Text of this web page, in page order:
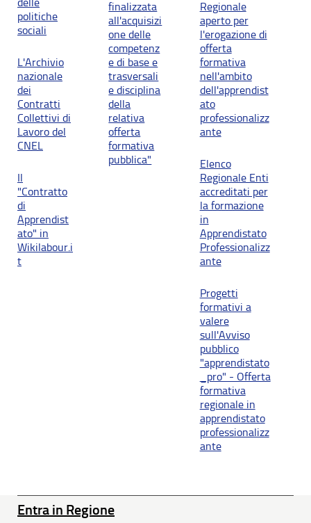
politiche
sociali
L'Archivio
nazionale
dei
Contratti
Collettivi di
Lavoro del
CNEL
Il
"Contratto
di
Apprendist
ato" in
Wikilabour.i
t
finalizzata
all'acquisizi
one delle
competenz
e di base e
trasversali
e disciplina
della
relativa
offerta
formativa
pubblica"
Regionale
aperto per
l'erogazione di
offerta
formativa
nell'ambito
dell'apprendist
ato
professionalizz
ante
Elenco
Regionale Enti
accreditati per
la formazione
in
Apprendistato
Professionalizz
ante
Progetti
formativi a
valere
sull'Avviso
pubblico
"apprendistato
_pro" - Offerta
formativa
regionale in
apprendistato
professionalizz
ante
Entra in Regione